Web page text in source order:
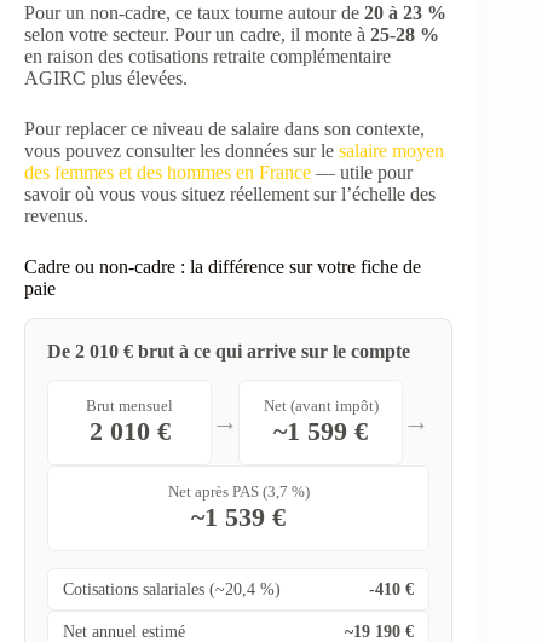
Pour un non-cadre, ce taux tourne autour de 20 à 23 %
selon votre secteur. Pour un cadre, il monte à 25-28 %
en raison des cotisations retraite complémentaire
AGIRC plus élevées.
Pour replacer ce niveau de salaire dans son contexte,
vous pouvez consulter les données sur le salaire moyen
des femmes et des hommes en France — utile pour
savoir où vous vous situez réellement sur l’échelle des
revenus.
Cadre ou non-cadre : la différence sur votre fiche de
paie
De 2 010 € brut à ce qui arrive sur le compte
Brut mensuel
2 010 € →
Net (avant impôt)
~1 599 € →
Net après PAS (3,7 %)
~1 539 €
Cotisations salariales (~20,4 %) -410 €
Net annuel estimé ~19 190 €